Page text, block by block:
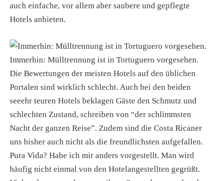
auch einfache, vor allem aber saubere und gepflegte
Hotels anbieten.
Immerhin: Mülltrennung ist in Tortuguero vorgesehen.
Die Bewertungen der meisten Hotels auf den üblichen
Portalen sind wirklich schlecht. Auch bei den beiden
seeehr teuren Hotels beklagen Gäste den Schmutz und
schlechten Zustand, schreiben von “der schlimmsten
Nacht der ganzen Reise”. Zudem sind die Costa Ricaner
uns bisher auch nicht als die freundlichsten aufgefallen.
Pura Vida? Habe ich mir anders vorgestellt. Man wird
häufig nicht einmal von den Hotelangestellten gegrüßt.